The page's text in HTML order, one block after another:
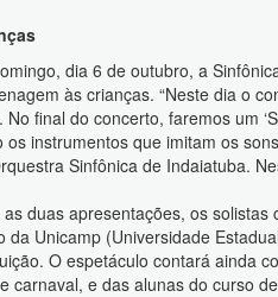
dia 6 de outubro, a
às crianças. “Neste dia o
No final do concerto, faremos um
os instrumentos que imitam os
Sinfônica de Indaiatuba.
as duas apresentações, os
da Unicamp (Universidade
O espetáculo contará ainda
carnaval, e das alunas do curso